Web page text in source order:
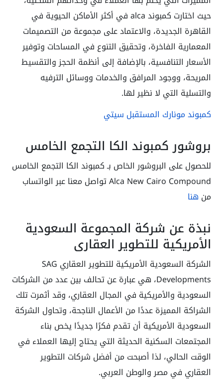
حيث اختارت كمبوند alca في أكثر الأماكن الحيوية في
القاهرة الجديدة، والاعتماد على مجموعة من التصميمات
المعمارية الفاخرة، وتحقيق التنوع في المساحات وتوفير
الأسعار التنافسية، بالإضافة إلى أنظمة الحجز والتقسيط
المريحة، ووجود المرافق والخدمات ووسائل الترفيه
والتسلية التي لا نظير لها.
كمبوند مونارك المستقبل سيتي
بروشور كمبوند الكا التجمع الخامس
للحصول على البروشور الخاص بـ كمبوند الكا التجمع الخامس
Alca New Cairo Compound تواصل معنا عبر الواتساب
من هنا
نبذة عن شركة المجموعة السعودية
الأمريكية للتطوير العقاري
الشركة السعودية الأمريكية للتطوير العقاري SAG
Developments، هي عبارة عن تحالف بين عدد من الشركات
السعودية والأمريكية في المجال العقاري، وقد أثمرت تلك
الشراكة المميزة عددًا من الأعمال الناجحة، وتحاول الشركة
السعودية الأمريكية أن تقدم فكرًا جديدًا يخص بناء
المجتمعات السكنية الحديثة التي يحتاج إليها العملاء في
الوقت الحالي، لذا أصبحت من أفضل شركات التطوير
العقاري في مصر والوطن العربي.